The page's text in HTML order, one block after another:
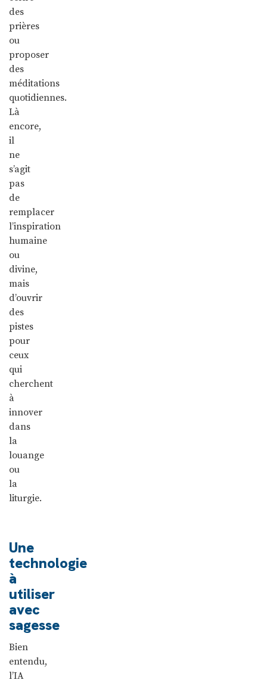
des
prières
ou
proposer
des
méditations
quotidiennes.
Là
encore,
il
ne
s’agit
pas
de
remplacer
l’inspiration
humaine
ou
divine,
mais
d’ouvrir
des
pistes
pour
ceux
qui
cherchent
à
innover
dans
la
louange
ou
la
liturgie.
Une
technologie
à
utiliser
avec
sagesse
Bien
entendu,
l’IA